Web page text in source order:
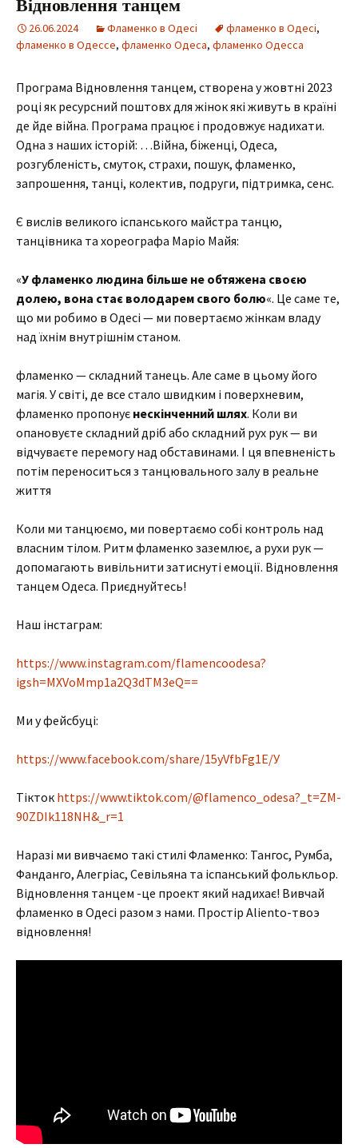
26.06.2024 Фламенко в Одесі фламенко в Одесі,
фламенко в Одессе, фламенко Одеса, фламенко Одесса
Програма Відновлення танцем, створена у жовтні 2023
році як ресурсний поштовх для жінок які живуть в країні
де йде війна. Програма працює і продовжує надихати.
Одна з наших історій: …Війна, біженці, Одеса,
розгубленість, смуток, страхи, пошук, фламенко,
запрошення, танці, колектив, подруги, підтримка, сенс.
Є вислів великого іспанського майстра танцю,
танцівника та хореографа Маріо Майя:
«У фламенко людина більше не обтяжена своєю
долею, вона стає володарем свого болю«. Це саме те,
що ми робимо в Одесі — ми повертаємо жінкам владу
над їхнім внутрішнім станом.
фламенко — складний танець. Але саме в цьому його
магія. У світі, де все стало швидким і поверхневим,
фламенко пропонує нескінченний шлях. Коли ви
опановуєте складний дріб або складний рух рук — ви
відчуваєте перемогу над обставинами. І ця впевненість
потім переноситься з танцювального залу в реальне
життя
Коли ми танцюємо, ми повертаємо собі контроль над
власним тілом. Ритм фламенко заземлює, а рухи рук —
допомагають вивільнити затиснуті емоції. Відновлення
танцем Одеса. Приєднуйтесь!
Наш інстаграм:
https://www.instagram.com/flamencoodesa?
igsh=MXVoMmp1a2Q3dTM3eQ==
Ми у фейсбуці:
https://www.facebook.com/share/15yVfbFg1E/У
Тікток https://www.tiktok.com/@flamenco_odesa?_t=ZM-
90ZDIk118NH&_r=1
Наразі ми вивчаємо такі стилі Фламенко: Тангос, Румба,
Фанданго, Алегріас, Севільяна та іспанський фолькльор.
Відновлення танцем -це проект який надихає! Вивчай
фламенко в Одесі разом з нами. Простір Aliento-твоэ
відновлення!